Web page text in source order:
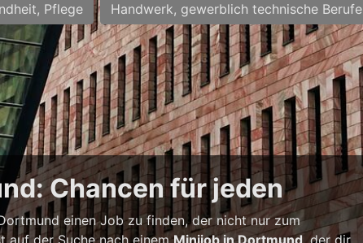
Pflege Handwerk, gewerblich technische Berufe
Chancen für jeden
einen Job zu finden, der nicht nur zum